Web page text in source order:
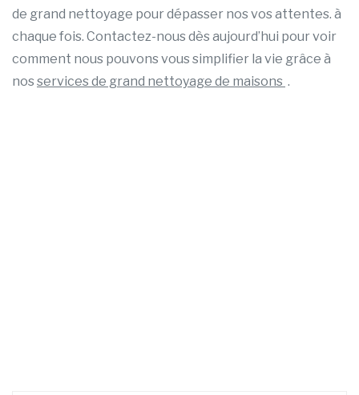
de grand nettoyage pour dépasser nos vos attentes. à
chaque fois. Contactez-nous dès aujourd’hui pour voir
comment nous pouvons vous simplifier la vie grâce à
nos services de grand nettoyage de maisons .